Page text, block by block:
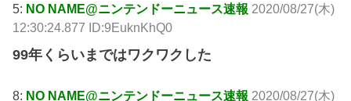
5: NO NAME@ニンテンドーニュース速報 2020/08/27(木)
12:30:24.877 ID:9EuknKhQ0
99年くらいまではワクワクした
8: NO NAME@ニンテンドーニュース速報 2020/08/27(木)